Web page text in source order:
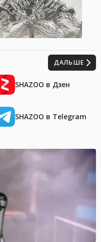
ДАЛЬШЕ
SHAZOO в Дзен
SHAZOO в Telegram